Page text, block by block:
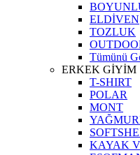
ELDİVEN
TOZLUK
Tümünü
ERKEK GİYİM
T-SHIRT
POLAR
MONT
KAYAK